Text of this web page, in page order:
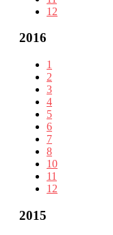
12
2016
1
2
3
4
5
6
7
8
10
11
12
2015